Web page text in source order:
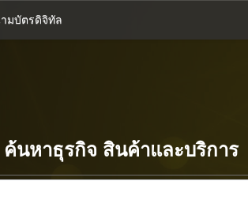
มบัตรดิจิทัล
ค้นหาธุรกิจ สินค้าและบริการ